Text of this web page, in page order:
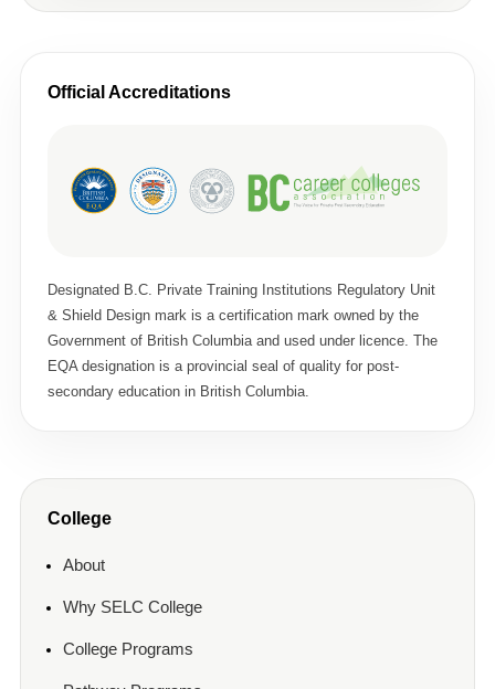
Official Accreditations
Designated B.C. Private Training Institutions Regulatory Unit
& Shield Design mark is a certification mark owned by the
Government of British Columbia and used under licence. The
EQA designation is a provincial seal of quality for post-
secondary education in British Columbia.
College
About
Why SELC College
College Programs